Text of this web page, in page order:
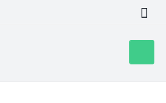
košík